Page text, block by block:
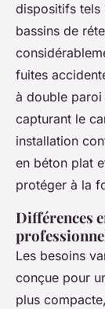
dispositifs tels
bassins de
fuites
à double
capturant le
installation
en béton plat
protéger à la
Différences
Les besoins
conçue pour
plus